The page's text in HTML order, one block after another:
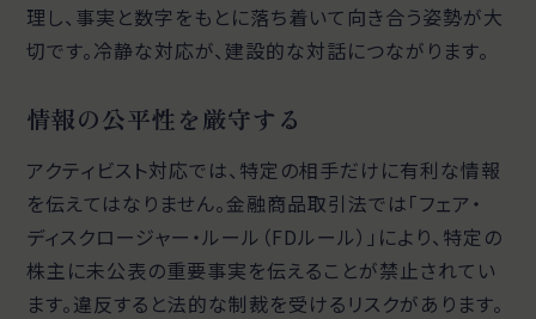
理し、事実と数字をもとに落ち着いて向き合う姿勢が大
切です。冷静な対応が、建設的な対話につながります。
情報の公平性を厳守する
アクティビスト対応では、特定の相手だけに有利な情報
を伝えてはなりません。金融商品取引法では「フェア・
ディスクロージャー・ルール（FDルール）」により、特定の
株主に未公表の重要事実を伝えることが禁止されてい
ます。違反すると法的な制裁を受けるリスクがあります。